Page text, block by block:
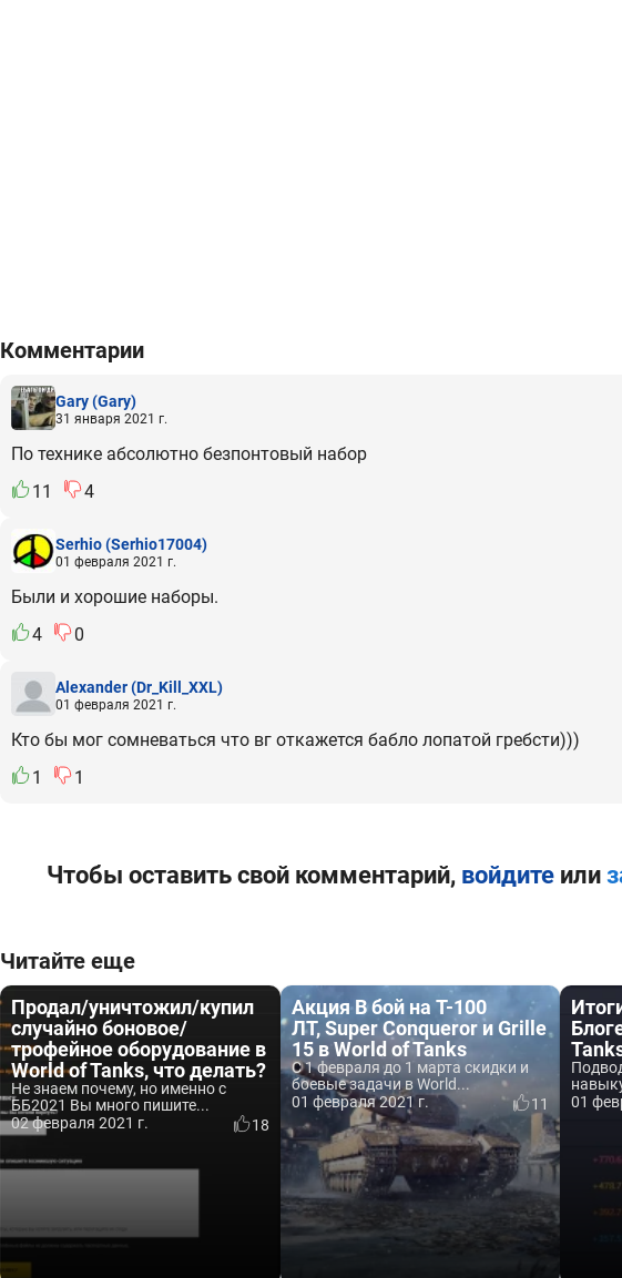
Комментарии
Gary(Gary)
31 января 2021 г.
По технике абсолютно безпонтовый набор
11
4
Serhio(Serhio17004)
01 февраля 2021 г.
Были и хорошие наборы.
4
0
Alexander(Dr_Kill_XXL)
01 февраля 2021 г.
Кто бы мог сомневаться что вг откажется бабло лопатой гребсти)))
1
1
Чтобы оставить свой комментарий, войдитеили
Читайте еще
Продал/уничтожил/купил
случайно боновое/
трофейное оборудование в
World of Tanks, что делать?
Не знаем почему, но именно с
ББ2021 Вы много пишите...
02 февраля 2021 г.
18
Акция В бой на Т-100
ЛТ, Super Conqueror и Grille
15 в World of Tanks
С 1 февраля до 1 марта скидки и
боевые задачи в World...
01 февраля 2021 г.
11
01